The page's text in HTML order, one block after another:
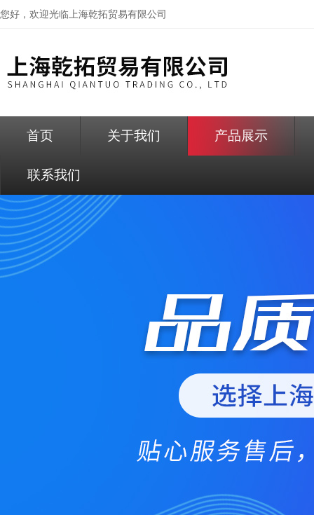
您好，欢迎光临上海乾拓贸易有限公司
首页 关于我们 产品展示
联系我们